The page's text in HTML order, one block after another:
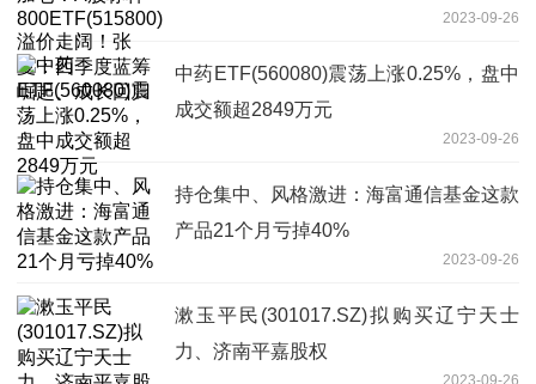
2023-09-26
中药ETF(560080)震荡上涨0.25%，盘中
成交额超2849万元
2023-09-26
持仓集中、风格激进：海富通信基金这款
产品21个月亏掉40%
2023-09-26
漱玉平民(301017.SZ)拟购买辽宁天士
力、济南平嘉股权
2023-09-26